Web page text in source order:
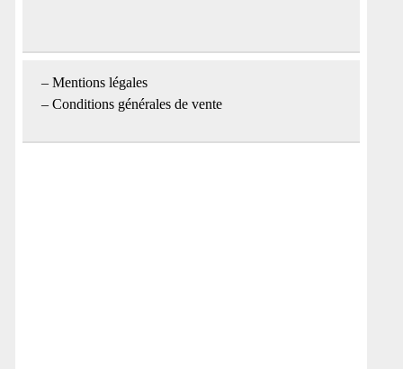
–Mentions légales
– Conditions générales de vente